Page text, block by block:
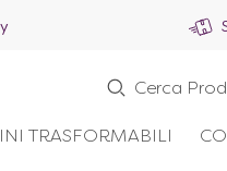
TRASFORMABILI
Cerca